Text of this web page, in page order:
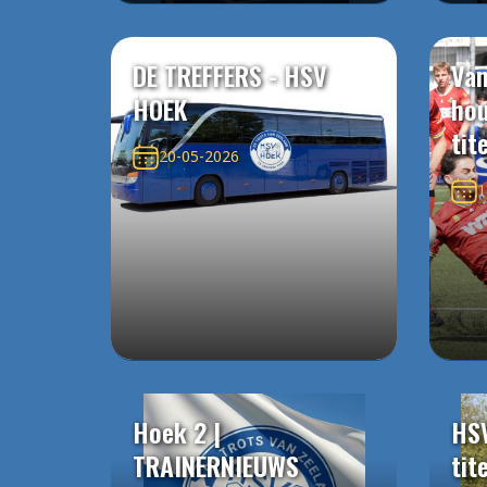
DE TREFFERS - HSV
HOEK
20-05-2026
Hoek 2 |
TRAINERNIEUWS